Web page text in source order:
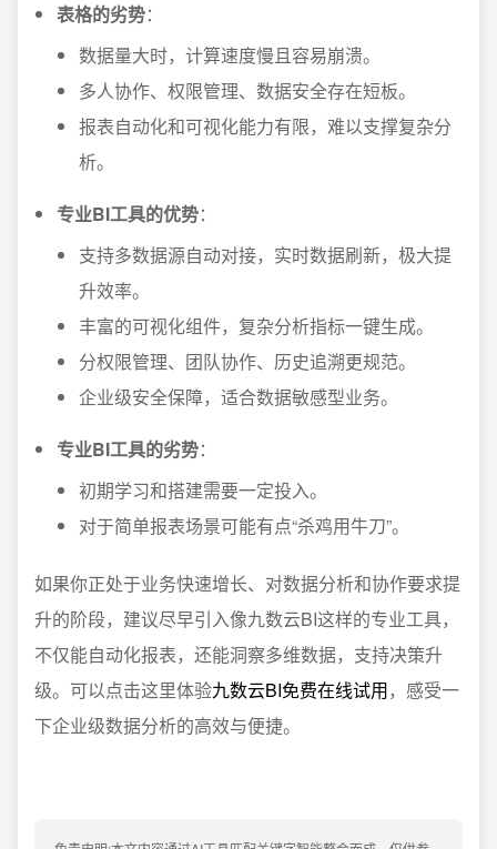
表格的劣势：
数据量大时，计算速度慢且容易崩溃。
多人协作、权限管理、数据安全存在短板。
报表自动化和可视化能力有限，难以支撑复杂分
析。
专业BI工具的优势：
支持多数据源自动对接，实时数据刷新，极大提
升效率。
丰富的可视化组件，复杂分析指标一键生成。
分权限管理、团队协作、历史追溯更规范。
企业级安全保障，适合数据敏感型业务。
专业BI工具的劣势：
初期学习和搭建需要一定投入。
对于简单报表场景可能有点“杀鸡用牛刀”。
如果你正处于业务快速增长、对数据分析和协作要求提
升的阶段，建议尽早引入像九数云BI这样的专业工具，
不仅能自动化报表，还能洞察多维数据，支持决策升
级。可以点击这里体验九数云BI免费在线试用，感受一
下企业级数据分析的高效与便捷。